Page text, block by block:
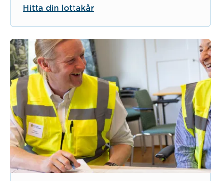
Hitta din lottakår